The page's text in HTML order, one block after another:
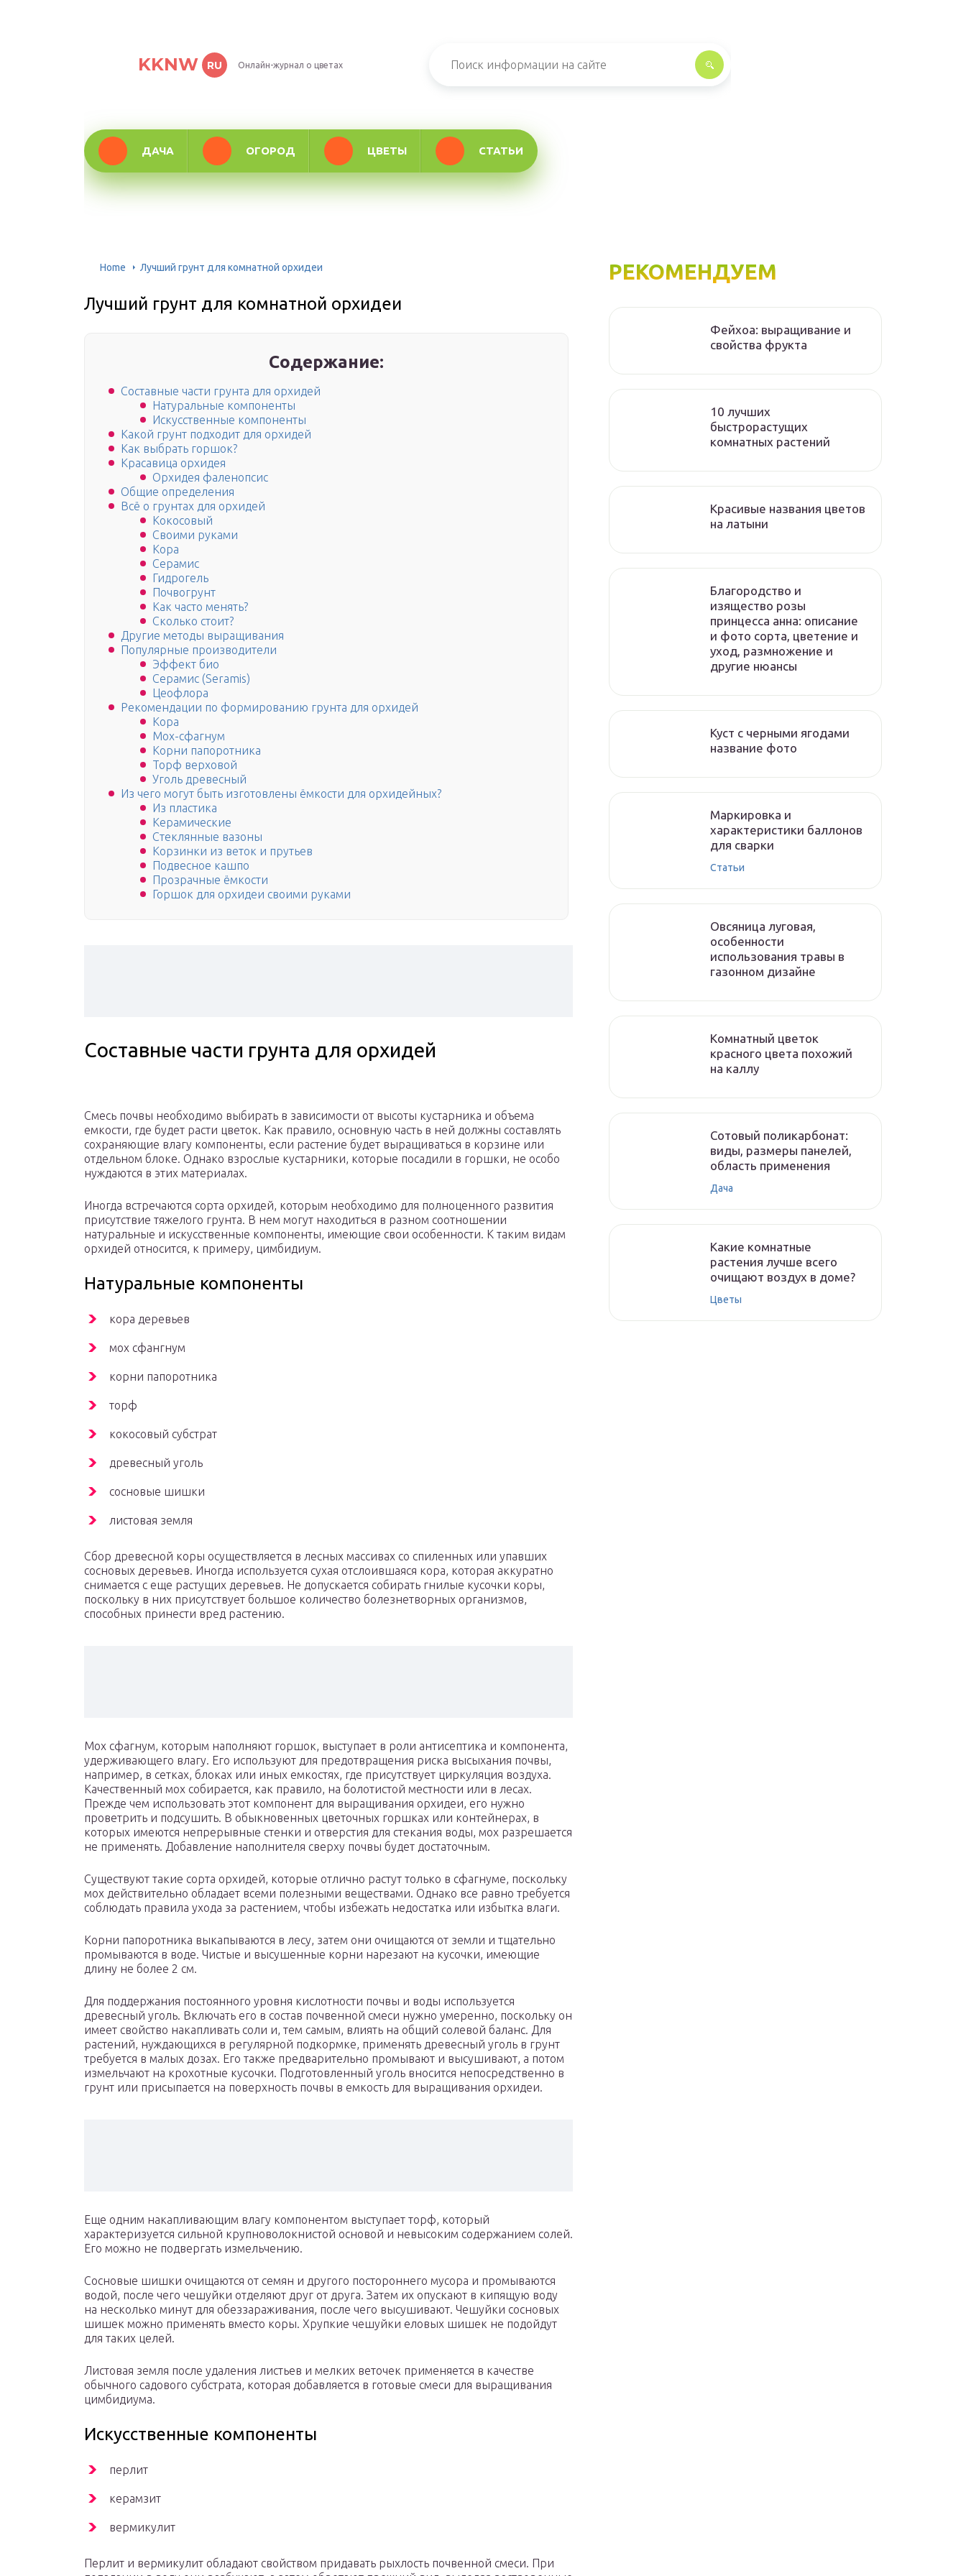
KKNW RU Онлайн-журнал о цветах
ДАЧА ОГОРОД ЦВЕТЫ СТАТЬИ
Home Лучший грунт для комнатной орхидеи
Лучший грунт для комнатной орхидеи
Содержание:
Составные части грунта для орхидей
Натуральные компоненты
Искусственные компоненты
Какой грунт подходит для орхидей
Как выбрать горшок?
Красавица орхидея
Орхидея фаленопсис
Общие определения
Всё о грунтах для орхидей
Кокосовый
Своими руками
Кора
Серамис
Гидрогель
Почвогрунт
Как часто менять?
Сколько стоит?
Другие методы выращивания
Популярные производители
Эффект био
Cерамис (Seramis)
Цеофлора
Рекомендации по формированию грунта для орхидей
Кора
Мох-сфагнум
Корни папоротника
Торф верховой
Уголь древесный
Из чего могут быть изготовлены ёмкости для орхидейных?
Из пластика
Керамические
Стеклянные вазоны
Корзинки из веток и прутьев
Подвесное кашпо
Прозрачные ёмкости
Горшок для орхидеи своими руками
Составные части грунта для орхидей
Смесь почвы необходимо выбирать в зависимости от высоты кустарника и объема
емкости, где будет расти цветок. Как правило, основную часть в ней должны составлять
сохраняющие влагу компоненты, если растение будет выращиваться в корзине или
отдельном блоке. Однако взрослые кустарники, которые посадили в горшки, не особо
нуждаются в этих материалах.
Иногда встречаются сорта орхидей, которым необходимо для полноценного развития
присутствие тяжелого грунта. В нем могут находиться в разном соотношении
натуральные и искусственные компоненты, имеющие свои особенности. К таким видам
орхидей относится, к примеру, цимбидиум.
Натуральные компоненты
кора деревьев
мох сфангнум
корни папоротника
торф
кокосовый субстрат
древесный уголь
сосновые шишки
листовая земля
Сбор древесной коры осуществляется в лесных массивах со спиленных или упавших
сосновых деревьев. Иногда используется сухая отслоившаяся кора, которая аккуратно
снимается с еще растущих деревьев. Не допускается собирать гнилые кусочки коры,
поскольку в них присутствует большое количество болезнетворных организмов,
способных принести вред растению.
Мох сфагнум, которым наполняют горшок, выступает в роли антисептика и компонента,
удерживающего влагу. Его используют для предотвращения риска высыхания почвы,
например, в сетках, блоках или иных емкостях, где присутствует циркуляция воздуха.
Качественный мох собирается, как правило, на болотистой местности или в лесах.
Прежде чем использовать этот компонент для выращивания орхидеи, его нужно
проветрить и подсушить. В обыкновенных цветочных горшках или контейнерах, в
которых имеются непрерывные стенки и отверстия для стекания воды, мох разрешается
не применять. Добавление наполнителя сверху почвы будет достаточным.
Существуют такие сорта орхидей, которые отлично растут только в сфагнуме, поскольку
мох действительно обладает всеми полезными веществами. Однако все равно требуется
соблюдать правила ухода за растением, чтобы избежать недостатка или избытка влаги.
Корни папоротника выкапываются в лесу, затем они очищаются от земли и тщательно
промываются в воде. Чистые и высушенные корни нарезают на кусочки, имеющие
длину не более 2 см.
Для поддержания постоянного уровня кислотности почвы и воды используется
древесный уголь. Включать его в состав почвенной смеси нужно умеренно, поскольку он
имеет свойство накапливать соли и, тем самым, влиять на общий солевой баланс. Для
растений, нуждающихся в регулярной подкормке, применять древесный уголь в грунт
требуется в малых дозах. Его также предварительно промывают и высушивают, а потом
измельчают на крохотные кусочки. Подготовленный уголь вносится непосредственно в
грунт или присыпается на поверхность почвы в емкость для выращивания орхидеи.
Еще одним накапливающим влагу компонентом выступает торф, который
характеризуется сильной крупноволокнистой основой и невысоким содержанием солей.
Его можно не подвергать измельчению.
Сосновые шишки очищаются от семян и другого постороннего мусора и промываются
водой, после чего чешуйки отделяют друг от друга. Затем их опускают в кипящую воду
на несколько минут для обеззараживания, после чего высушивают. Чешуйки сосновых
шишек можно применять вместо коры. Хрупкие чешуйки еловых шишек не подойдут
для таких целей.
Листовая земля после удаления листьев и мелких веточек применяется в качестве
обычного садового субстрата, которая добавляется в готовые смеси для выращивания
цимбидиума.
Искусственные компоненты
перлит
керамзит
вермикулит
Перлит и вермикулит обладают свойством придавать рыхлость почвенной смеси. При
РЕКОМЕНДУЕМ
Фейхоа: выращивание и
свойства фрукта
10 лучших
быстрорастущих
комнатных растений
Красивые названия цветов
на латыни
Благородство и
изящество розы
принцесса анна: описание
и фото сорта, цветение и
уход, размножение и
другие нюансы
Куст с черными ягодами
название фото
Маркировка и
характеристики баллонов
для сварки
Статьи
Овсяница луговая,
особенности
использования травы в
газонном дизайне
Комнатный цветок
красного цвета похожий
на каллу
Сотовый поликарбонат:
виды, размеры панелей,
область применения
Дача
Какие комнатные
растения лучше всего
очищают воздух в доме?
Цветы